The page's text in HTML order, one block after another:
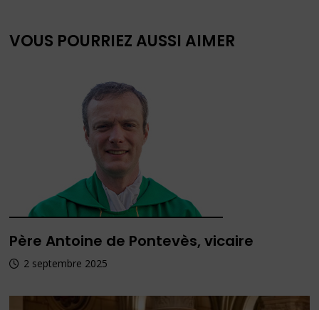
VOUS POURRIEZ AUSSI AIMER
Père Antoine de Pontevès, vicaire
2 septembre 2025